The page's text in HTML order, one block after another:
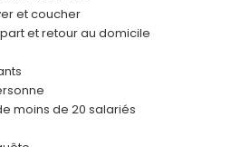
et coucher
et retour au domicile
moins de 20 salariés